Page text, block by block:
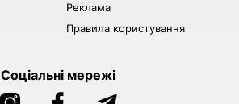
Реклама
Правила користування
Соціальні мережі